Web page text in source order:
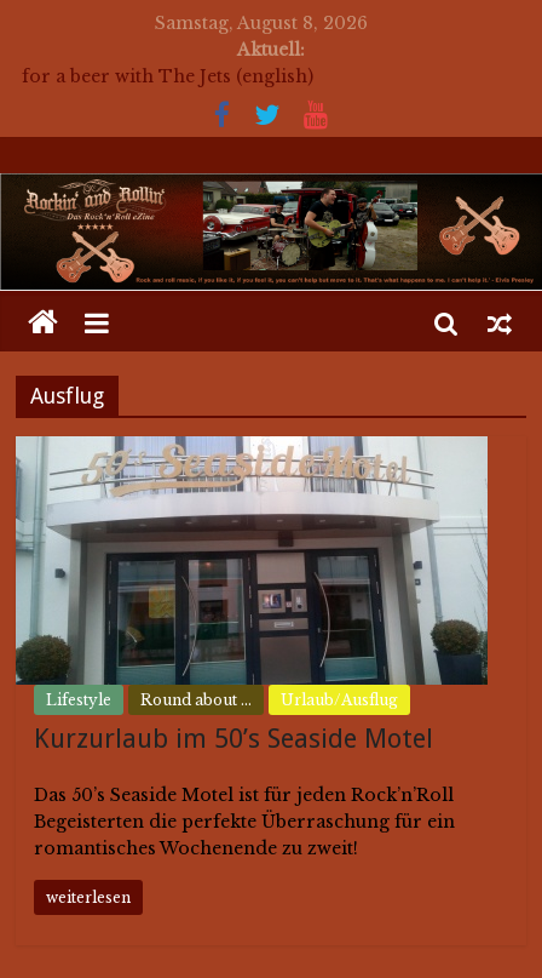
Samstag, August 8, 2026
Aktuell:
for a beer with The Jets (english)
Mosaik Massaker – Mosaikkunst aus dem Bereich
Rockabilly, Kustom Kultur und der Hot Rod Szene
auf ein Bier mit Mason Dixon Hobos
auf ein Bier mit The Jets
Ausflug
Lifestyle Round about ... Urlaub/Ausflug
Kurzurlaub im 50’s Seaside Motel
Das 50’s Seaside Motel ist für jeden Rock’n’Roll
Begeisterten die perfekte Überraschung für ein
romantisches Wochenende zu zweit!
weiterlesen